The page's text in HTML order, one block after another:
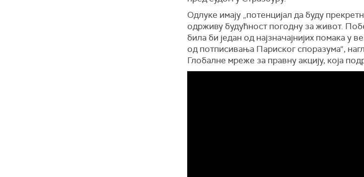
Одлуке имају „потенцијал да буду
одрживу будућност погодну за живот.
била би један од најзначајнијих помака у
од потписивања Париског споразума“,
Глобалне мреже за правну акцију, која